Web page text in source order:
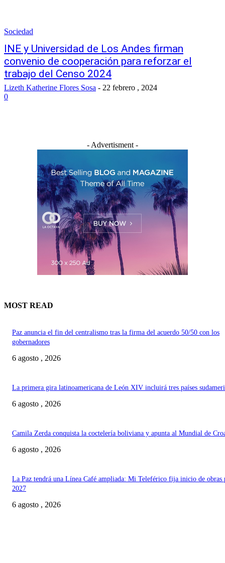
Sociedad
INE y Universidad de Los Andes firman
convenio de cooperación para reforzar el
trabajo del Censo 2024
Lizeth Katherine Flores Sosa - 22 febrero , 2024
0
- Advertisment -
MOST READ
Paz anuncia el fin del centralismo tras la firma del acuerdo 50/50 con los
gobernadores
6 agosto , 2026
La primera gira latinoamericana de León XIV incluirá tres países
6 agosto , 2026
Camila Zerda conquista la coctelería boliviana y apunta al Mundial de
6 agosto , 2026
La Paz tendrá una Línea Café ampliada: Mi Teleférico fija inicio de obras
2027
6 agosto , 2026